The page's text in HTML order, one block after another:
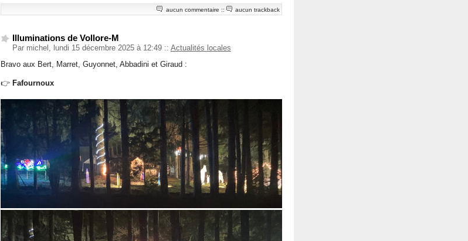
aucun commentaire :: aucun trackback
Illuminations de Vollore-M
Par michel, lundi 15 décembre 2025 à 12:49 :: Actualités locales
Bravo aux Bert, Marret, Guyonnet, Abbadini et Giraud :
👉 Fafournoux